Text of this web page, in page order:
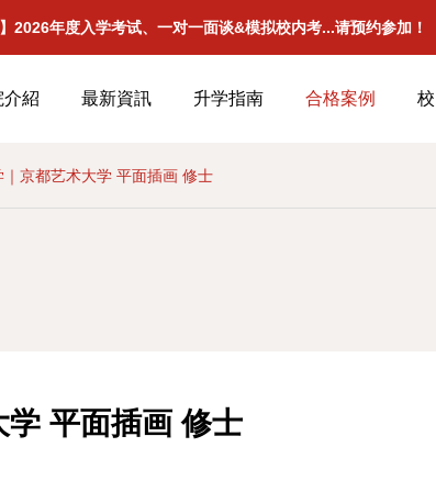
】2026年度入学考试、一对一面谈&模拟校内考...请预约参加！
介紹 最新資訊 升学指南 合格案例
｜京都艺术大学 平面插画 修士
平面插画 修士